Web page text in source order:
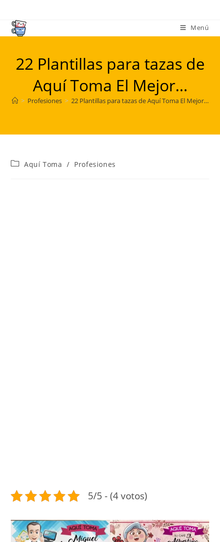
contenido
Menú
22 Plantillas para tazas de
Aquí Toma El Mejor…
> Profesiones > 22 Plantillas para tazas de Aquí Toma El Mejor…
Categoría
Aquí Toma / Profesiones
5/5 - (4 votos)